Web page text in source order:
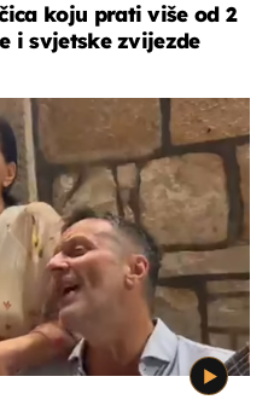
koju prati više od 2
i svjetske zvijezde